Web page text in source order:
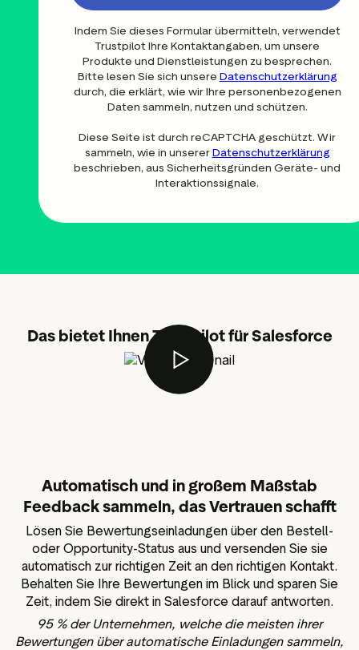
Indem Sie dieses Formular übermitteln, verwendet
Trustpilot Ihre Kontaktangaben, um unsere
Produkte und Dienstleistungen zu besprechen.
Bitte lesen Sie sich unsere Datenschutzerklärung
durch, die erklärt, wie wir Ihre personenbezogenen
Daten sammeln, nutzen und schützen.
Diese Seite ist durch reCAPTCHA geschützt. Wir
sammeln, wie in unsererDatenschutzerklärung
beschrieben, aus Sicherheitsgründen Geräte- und
Interaktionssignale.
Das bietet Ihnen Trustpilot für Salesforce
Automatisch und in großem Maßstab
Feedback sammeln, das Vertrauen schafft
Lösen Sie Bewertungseinladungen über den Bestell-
oder Opportunity-Status aus und versenden Sie sie
automatisch zur richtigen Zeit an den richtigen Kontakt.
Behalten Sie Ihre Bewertungen im Blick und sparen Sie
Zeit, indem Sie direkt in Salesforce darauf antworten.
95 % der Unternehmen, welche die meisten ihrer
Bewertungen über automatische Einladungen sammeln,